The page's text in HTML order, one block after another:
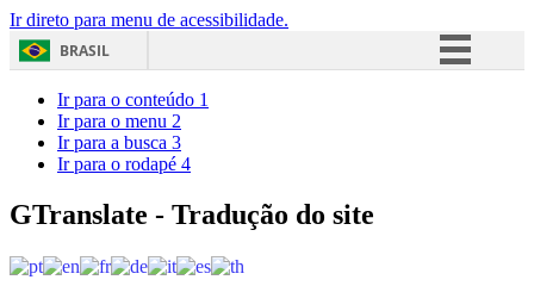
Ir direto para menu de acessibilidade.
BRASIL
Acesso à informação
Ir para o conteúdo 1
Ir para o menu 2
Ir para a busca 3
Ir para o rodapé 4
GTranslate - Tradução do site